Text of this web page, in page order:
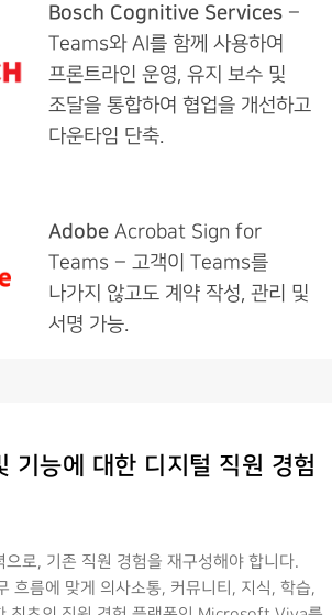
Bosch Cognitive Services –
Teams와 AI를 함께 사용하여
프론트라인 운영, 유지 보수 및
조달을 통합하여 협업을 개선하고
다운타임 단축.
AdobeAcrobat Sign for
Teams – 고객이 Teams를
나가지 않고도 계약 작성, 관리 및
서명 가능.
기능에 대한 디지털 직원 경험
로, 기존 직원 경험을 재구성해야 합니다.
흐름에 맞게 의사소통, 커뮤니티, 지식, 학습,